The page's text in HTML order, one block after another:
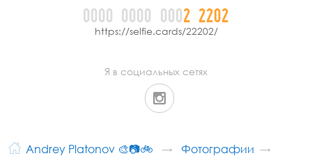
0000 0000 0002 2202
https://selfie.cards/22202/
Я в социальных сетях
Andrey Platonov 🎨📷🚲
Фотографии